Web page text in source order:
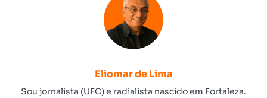
Eliomar de Lima
Sou jornalista (UFC) e radialista nascido em Fortaleza.